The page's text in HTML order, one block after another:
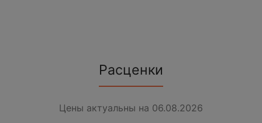
Расценки
Цены актуальны на 06.08.2026